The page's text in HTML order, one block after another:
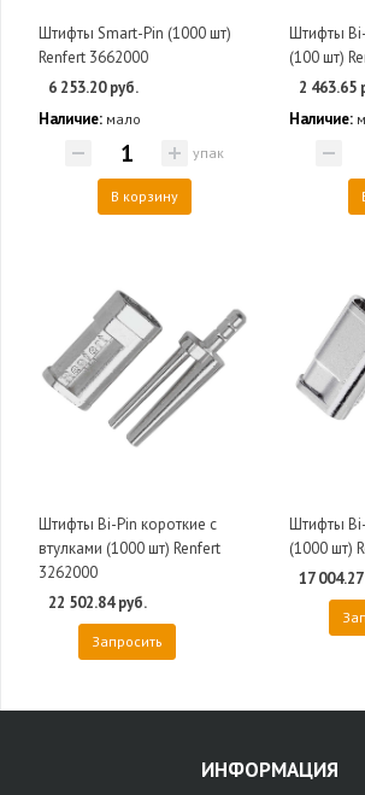
Штифты Smart-Pin (1000 шт)
Renfert 3662000
6 253.20 руб.
Наличие: мало
упак
В корзину
Штифты
(100 шт)
2 463.65
Наличие:
Штифты Bi-Pin короткие с
втулками (1000 шт) Renfert
3262000
22 502.84 руб.
Запросить
Штифты
(1000 шт)
17
ИНФОРМАЦИЯ